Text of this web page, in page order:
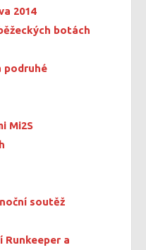
2014
botách
podruhé
Mi2S
soutěž
a